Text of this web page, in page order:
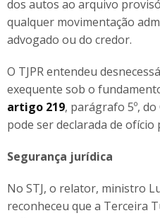
dos autos ao arquivo
qualquer movimentação
advogado ou do credor.
O TJPR entendeu
exequente sob o
artigo 219, parágrafo 5º, do
pode ser declarada de ofício
Segurança jurídica
No STJ, o relator, ministro
reconheceu que a Terceira